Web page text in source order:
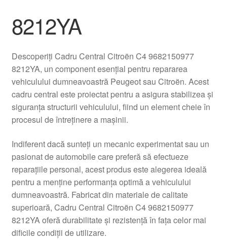
Contul meu
Despre noi
Finalizare comandă
Livrare
Livrare în toată lumea
Plângere
Plățile
Politică de confidențialitate
8212YA
Descoperiți Cadru Central Citroën C4 9682150977
8212YA, un component esențial pentru repararea
vehiculului dumneavoastră Peugeot sau Citroën. Acest
cadru central este proiectat pentru a asigura stabilizea și
siguranța structurii vehiculului, fiind un element cheie în
procesul de întreținere a mașinii.
Indiferent dacă sunteți un mecanic experimentat sau un
pasionat de automobile care preferă să efectueze
reparațiile personal, acest produs este alegerea ideală
pentru a menține performanța optimă a vehiculului
dumneavoastră. Fabricat din materiale de calitate
superioară, Cadru Central Citroën C4 9682150977
8212YA oferă durabilitate și rezistență în fața celor mai
dificile condiții de utilizare.